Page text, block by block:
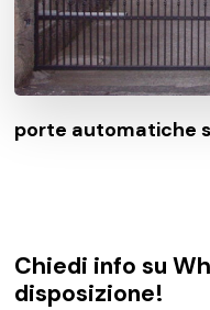
porte automatiche
Chiedi info su
disposizione!